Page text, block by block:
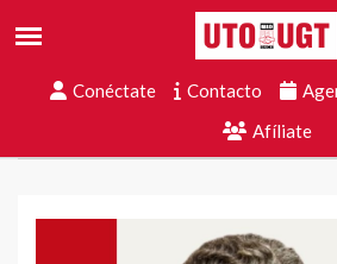
Conéctate Contacto
Afíliate